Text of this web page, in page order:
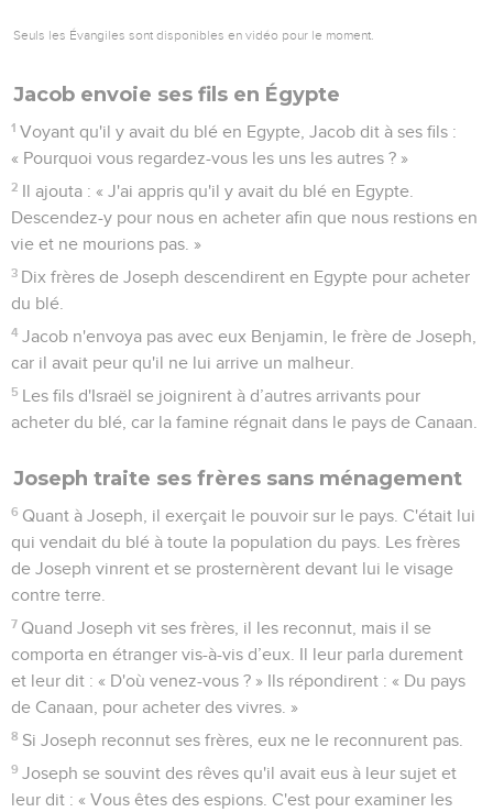
Seuls les Évangiles sont disponibles en vidéo pour le moment.
Jacob envoie ses fils en Égypte
1 Voyant qu'il y avait du blé en Egypte, Jacob dit à ses fils :
« Pourquoi vous regardez-vous les uns les autres ? »
2 Il ajouta : « J'ai appris qu'il y avait du blé en Egypte.
Descendez-y pour nous en acheter afin que nous restions en
vie et ne mourions pas. »
3 Dix frères de Joseph descendirent en Egypte pour acheter
du blé.
4 Jacob n'envoya pas avec eux Benjamin, le frère de Joseph,
car il avait peur qu'il ne lui arrive un malheur.
5 Les fils d'Israël se joignirent à d’autres arrivants pour
acheter du blé, car la famine régnait dans le pays de Canaan.
Joseph traite ses frères sans ménagement
6 Quant à Joseph, il exerçait le pouvoir sur le pays. C'était lui
qui vendait du blé à toute la population du pays. Les frères
de Joseph vinrent et se prosternèrent devant lui le visage
contre terre.
7 Quand Joseph vit ses frères, il les reconnut, mais il se
comporta en étranger vis-à-vis d’eux. Il leur parla durement
et leur dit : « D'où venez-vous ? » Ils répondirent : « Du pays
de Canaan, pour acheter des vivres. »
8 Si Joseph reconnut ses frères, eux ne le reconnurent pas.
9 Joseph se souvint des rêves qu'il avait eus à leur sujet et
leur dit : « Vous êtes des espions. C'est pour examiner les